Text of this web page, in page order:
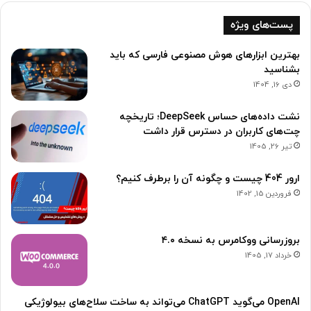
پست‌های ویژه
بهترین ابزارهای هوش مصنوعی فارسی که باید
بشناسید
دی 16, 1404
نشت داده‌های حساس DeepSeek؛ تاریخچه
چت‌های کاربران در دسترس قرار داشت
تیر 26, 1405
ارور 404 چیست و چگونه آن را برطرف کنیم؟
فروردین 15, 1402
بروزرسانی ووکامرس به نسخه ۴.۰
خرداد 17, 1405
OpenAI می‌گوید ChatGPT می‌تواند به ساخت سلاح‌های بیولوژیکی